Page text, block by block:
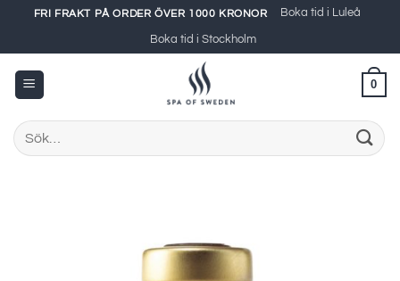
content
FRI FRAKT PÅ ORDER ÖVER 1000 KRONOR Boka tid i Luleå
Boka tid i Stockholm
0
Sök
efter: